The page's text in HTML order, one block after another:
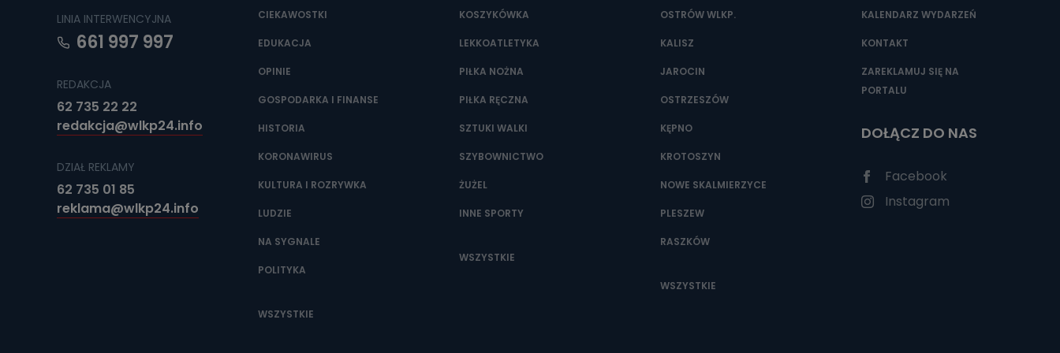
LINIA INTERWENCYJNA
661 997 997
REDAKCJA
62 735 22 22
redakcja@wlkp24.info
DZIAŁ REKLAMY
62 735 01 85
reklama@wlkp24.info
CIEKAWOSTKI
EDUKACJA
OPINIE
GOSPODARKA I FINANSE
HISTORIA
KORONAWIRUS
KULTURA I ROZRYWKA
LUDZIE
NA SYGNALE
POLITYKA
WSZYSTKIE
KOSZYKÓWKA
LEKKOATLETYKA
PIŁKA NOŻNA
PIŁKA RĘCZNA
SZTUKI WALKI
SZYBOWNICTWO
ŻUŻEL
INNE SPORTY
WSZYSTKIE
OSTRÓW WLKP.
KALISZ
JAROCIN
OSTRZESZÓW
KĘPNO
KROTOSZYN
NOWE SKALMIERZYCE
PLESZEW
RASZKÓW
WSZYSTKIE
KALENDARZ WYDARZEŃ
KONTAKT
ZAREKLAMUJ SIĘ NA
PORTALU
DOŁĄCZ DO NAS
Facebook
Instagram